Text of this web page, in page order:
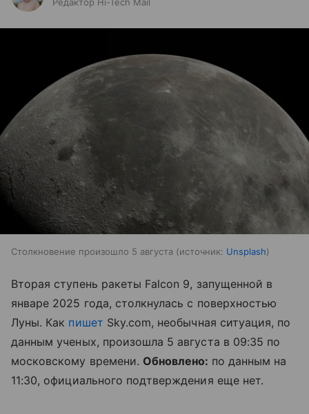
Редактор Hi-Tech Mail
Столкновение произошло 5 августа источник: Unsplash
Вторая ступень ракеты Falcon 9, запущенной в
январе 2025 года, столкнулась с поверхностью
Луны. Как пишет Sky.com, необычная ситуация, по
данным ученых, произошла 5 августа в 09:35 по
московскому времени. Обновлено: по данным на
11:30, официального подтверждения еще нет.